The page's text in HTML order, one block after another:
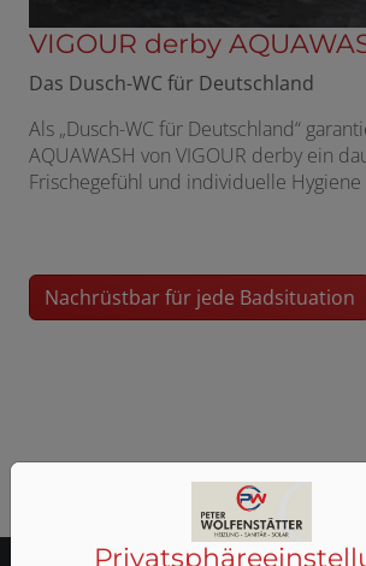
VIGOUR derby
Das Dusch-WC für Deutschland
Als „Dusch-WC für Deutschland“
AQUAWASH von VIGOUR derby ein
Frischegefühl und individuelle
Nachrüstbar für jede Badsituation